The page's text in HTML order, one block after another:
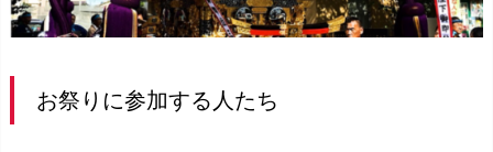
お祭りに参加する人たち